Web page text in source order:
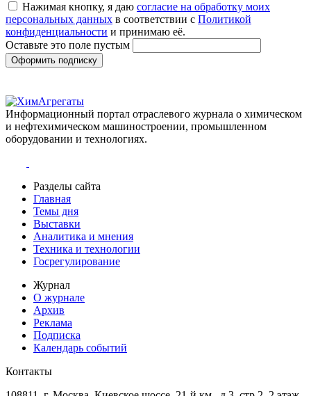
Нажимая кнопку, я даю согласие на обработку моих
персональных данных в соответствии с Политикой
конфиденциальности и принимаю её.
Оставьте это поле пустым
Оформить подписку
Информационный портал отраслевого журнала о химическом
и нефтехимическом машиностроении, промышленном
оборудовании и технологиях.
Разделы сайта
Главная
Темы дня
Выставки
Аналитика и мнения
Техника и технологии
Госрегулирование
Журнал
О журнале
Архив
Реклама
Подписка
Календарь событий
Контакты